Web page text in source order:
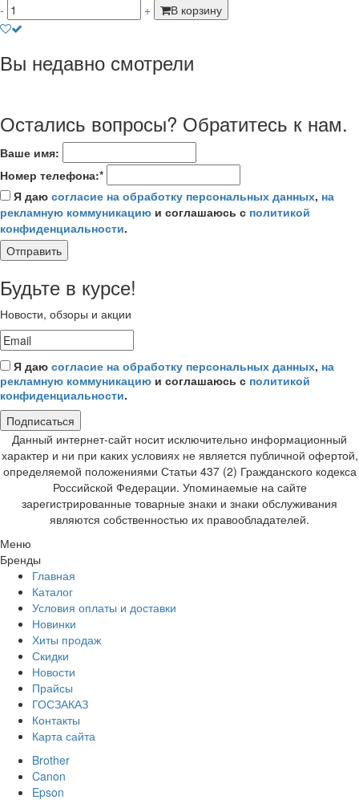
-
+ В корзину
Вы недавно смотрели
Остались вопросы? Обратитесь к нам.
Ваше имя:
Номер телефона:*
Я даю согласие на обработку персональных данных, на
рекламную коммуникацию и соглашаюсь с политикой
конфиденциальности.
Отправить
Будьте в курсе!
Новости, обзоры и акции
Я даю согласие на обработку персональных данных, на
рекламную коммуникацию и соглашаюсь с политикой
конфиденциальности.
Подписаться
Данный интернет-сайт носит исключительно информационный
характер и ни при каких условиях не является публичной офертой,
определяемой положениями Статьи 437 (2) Гражданского кодекса
Российской Федерации. Упоминаемые на сайте
зарегистрированные товарные знаки и знаки обслуживания
являются собственностью их правообладателей.
Меню
Бренды
Главная
Каталог
Условия оплаты и доставки
Новинки
Хиты продаж
Скидки
Новости
Прайсы
ГОСЗАКАЗ
Контакты
Карта сайта
Brother
Canon
Epson